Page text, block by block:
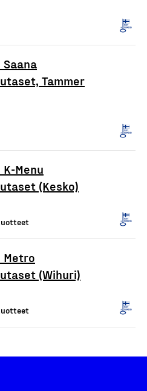
Tammer
Menu
(Kesko)
Metro
(Wihuri)